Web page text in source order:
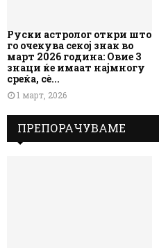
Руски астролог откри што
го очекува секој знак во
март 2026 година: Овие 3
знаци ќе имаат најмногу
среќа, сè...
1 март, 2026
ПРЕПОРАЧУВАМЕ